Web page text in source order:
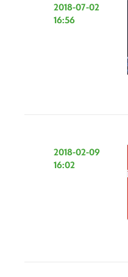
2018-07-02
16:56
2018-02-09
16:02